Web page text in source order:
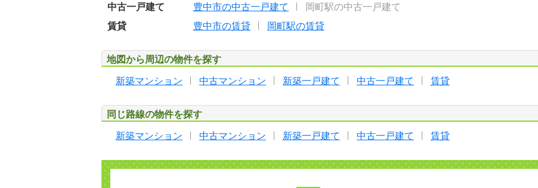
中古一戸建て
豊中市の中古一戸建て
岡町駅の中古一戸建て
賃貸
豊中市の賃貸 岡町駅の賃貸
地図から周辺の物件を探す
新築マンション 中古マンション 新築一戸建て 中古一戸建て 賃貸
同じ路線の物件を探す
新築マンション 中古マンション 新築一戸建て 中古一戸建て 賃貸